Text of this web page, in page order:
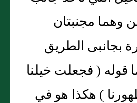
وهما مجنبتان
بجانبى الطريق
قوله ( فجعلت خيلنا
) هكذا هو في